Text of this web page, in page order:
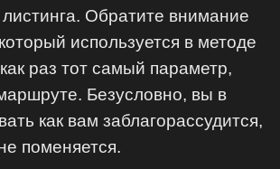
Обратите внимание
используется в методе
раз тот самый параметр,
Безусловно, вы в
как вам заблагорассудится,
поменяется.